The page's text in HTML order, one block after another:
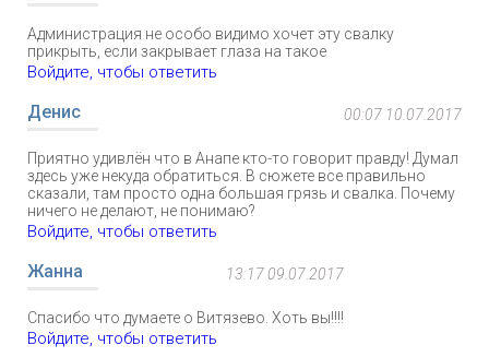
Администрация не особо видимо хочет эту свалку
прикрыть, если закрывает глаза на такое
Войдите, чтобы ответить
Денис 00:07 10.07.2017
Приятно удивлён что в Анапе кто-то говорит правду! Думал
здесь уже некуда обратиться. В сюжете все правильно
сказали, там просто одна большая грязь и свалка. Почему
ничего не делают, не понимаю?
Войдите, чтобы ответить
Жанна 13:17 09.07.2017
Спасибо что думаете о Витязево. Хоть вы!!!!
Войдите, чтобы ответить